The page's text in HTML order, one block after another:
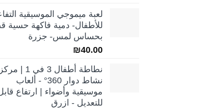
هو:
₪350.00.
هو:
₪250.00.
لعبة ميموجي الموسيقية
للأطفال- دمية فاكهة حسية
بحساس لمس- جزرة
₪40.00
نطاطة أطفال 3 في 1 |
نشاط دوار 360° - ألعاب
موسيقية وأضواء | ارتفاع
للتعديل - ازرق